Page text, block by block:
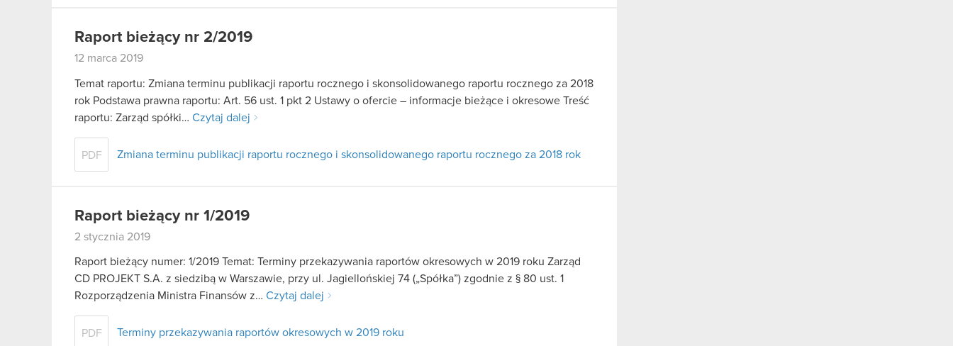
Raport bieżący nr 2/2019
12 marca 2019
Temat raportu: Zmiana terminu publikacji raportu rocznego i skonsolidowanego raportu rocznego za 2018
rok Podstawa prawna raportu: Art. 56 ust. 1 pkt 2 Ustawy o ofercie – informacje bieżące i okresowe Treść
raportu: Zarząd spółki… Czytaj dalej
PDF Zmiana terminu publikacji raportu rocznego i skonsolidowanego raportu rocznego za 2018 rok
Raport bieżący nr 1/2019
2 stycznia 2019
Raport bieżący numer: 1/2019 Temat: Terminy przekazywania raportów okresowych w 2019 roku Zarząd
CD PROJEKT S.A. z siedzibą w Warszawie, przy ul. Jagiellońskiej 74 („Spółka”) zgodnie z § 80 ust. 1
Rozporządzenia Ministra Finansów z… Czytaj dalej
PDF Terminy przekazywania raportów okresowych w 2019 roku